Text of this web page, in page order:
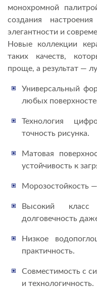
НОВИНКИ
СЕРВИС И ГАРАНТИЯ
монохромной
создания
элегантности и
Новые коллекции
таких качеств,
проще, а результат —
Универсальный
любых
Технология
точность рисунка.
Матовая
устойчивость к
Морозостойкость
Высокий
долговечность
Низкое
практичность.
Совместимость с
и технологичность.